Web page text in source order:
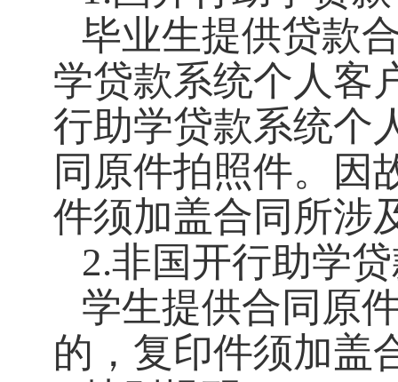
毕业生提供贷款
学贷款系统个人客
行助学贷款系统个
同原件拍照件。因
件须加盖合同所涉
2.非国开行助学
学生提供合同原
的，复印件须加盖